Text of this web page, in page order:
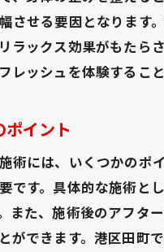
定期的な整体
生活の質を
田町で人気の整体
整体が痛み
田町で受け
痛みの原因に
長年の痛み
させる要因となりま
ラックス効果がもた
ッシュを体験すること
イント
術には、いくつかのポ
です。具体的な施術
また、施術後のアフ
ができます。港区田